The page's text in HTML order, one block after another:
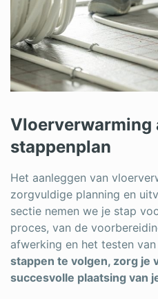
Vloerverwarming
stappenplan
Het aanleggen van
zorgvuldige planning en
sectie nemen we je stap
proces, van de
afwerking en het testen
stappen te volgen, zorg je
succesvolle plaatsing van